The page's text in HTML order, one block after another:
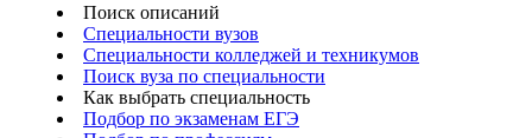
Поиск описаний
Специальности вузов
Специальности колледжей и техникумов
Поиск вуза по специальности
Как выбрать специальность
Подбор по экзаменам ЕГЭ